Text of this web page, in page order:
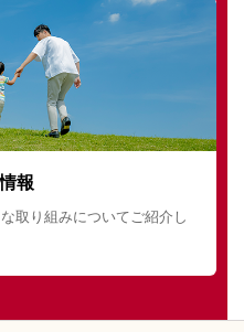
報
取り組みについてご紹介し